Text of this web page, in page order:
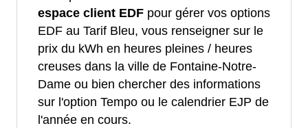
espace client EDF pour gérer vos options
EDF au Tarif Bleu, vous renseigner sur le
prix du kWh en heures pleines / heures
creuses dans la ville de Fontaine-Notre-
Dame ou bien chercher des informations
sur l'option Tempo ou le calendrier EJP de
l'année en cours.